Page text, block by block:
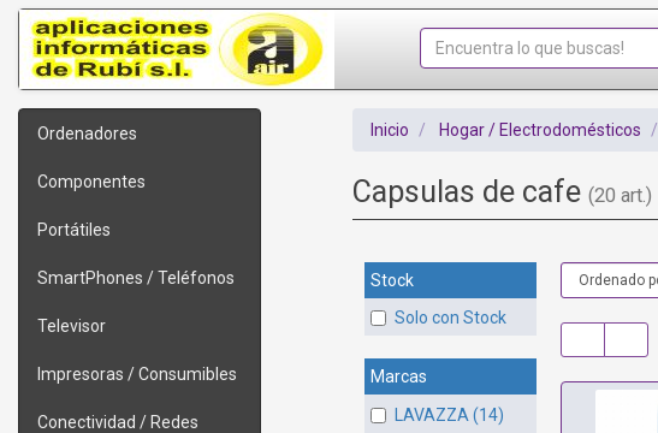
Ordenadores
Componentes
Portátiles
SmartPhones / Teléfonos
Televisor
Impresoras / Consumibles
Conectividad / Redes
Inicio Hogar / Electrodomésticos
Capsulas de cafe (20 art.)
Stock
Solo con Stock
Marcas
LAVAZZA (14)